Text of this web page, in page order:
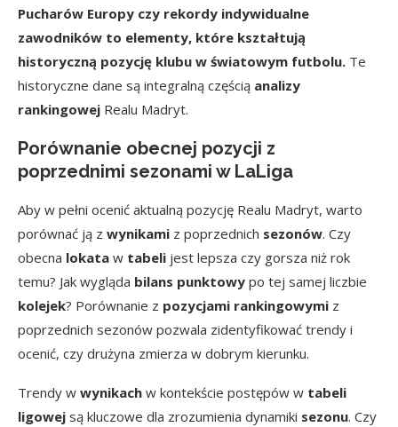
Pucharów Europy czy rekordy indywidualne
zawodników to elementy, które kształtują
historyczną pozycję klubu w światowym futbolu. Te
historyczne dane są integralną częścią analizy
rankingowej Realu Madryt.
Porównanie obecnej pozycji z
poprzednimi sezonami w LaLiga
Aby w pełni ocenić aktualną pozycję Realu Madryt, warto
porównać ją z wynikami z poprzednich sezonów. Czy
obecna lokata w tabeli jest lepsza czy gorsza niż rok
temu? Jak wygląda bilans punktowy po tej samej liczbie
kolejek? Porównanie z pozycjami rankingowymi z
poprzednich sezonów pozwala zidentyfikować trendy i
ocenić, czy drużyna zmierza w dobrym kierunku.
Trendy w wynikach w kontekście postępów w tabeli
ligowej są kluczowe dla zrozumienia dynamiki sezonu. Czy